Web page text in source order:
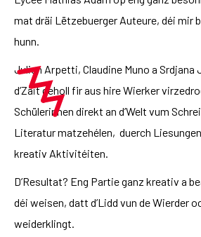
mat dräi Lëtzebuerger Auteure, déi mir
hunn.
Julien Arpetti, Claudine Muno a Srdjana
d’Zäit geholl fir aus hire Wierker
Schülerinnen direkt an d’Welt vum
Literatur matzehélen, duerch
kreativ Aktivitéiten.
D’Resultat? Eng Partie ganz kreativ a
déi weisen, datt d’Lidd vun de Wierder
weiderklingt.